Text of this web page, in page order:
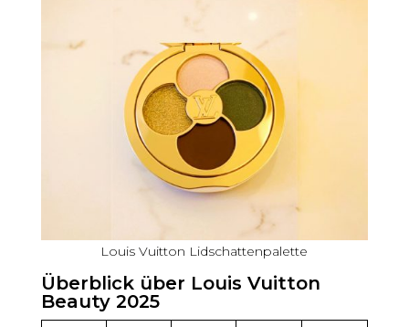
Louis Vuitton Lidschattenpalette
Überblick über Louis Vuitton
Beauty 2025